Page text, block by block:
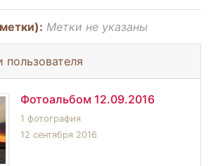
Метки не указаны
пользователя
Фотоальбом 12.09.2016
1 фотография
12 сентября 2016